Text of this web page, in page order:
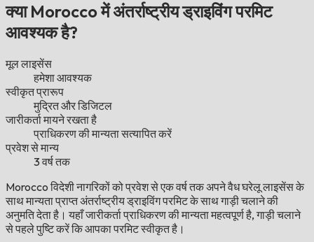
क्या Morocco में अंतर्राष्ट्रीय ड्राइविंग परमिट
आवश्यक है?
मूल लाइसेंस
हमेशा आवश्यक
स्वीकृत प्रारूप
मुद्रित और डिजिटल
जारीकर्ता मायने रखता है
प्राधिकरण की मान्यता सत्यापित करें
प्रवेश से मान्य
3 वर्ष तक
Morocco विदेशी नागरिकों को प्रवेश से एक वर्ष तक अपने वैध घरेलू लाइसेंस के
साथ मान्यता प्राप्त अंतर्राष्ट्रीय ड्राइविंग परमिट के साथ गाड़ी चलाने की
अनुमति देता है। यहाँ जारीकर्ता प्राधिकरण की मान्यता महत्वपूर्ण है, गाड़ी चलाने
से पहले पुष्टि करें कि आपका परमिट स्वीकृत है।